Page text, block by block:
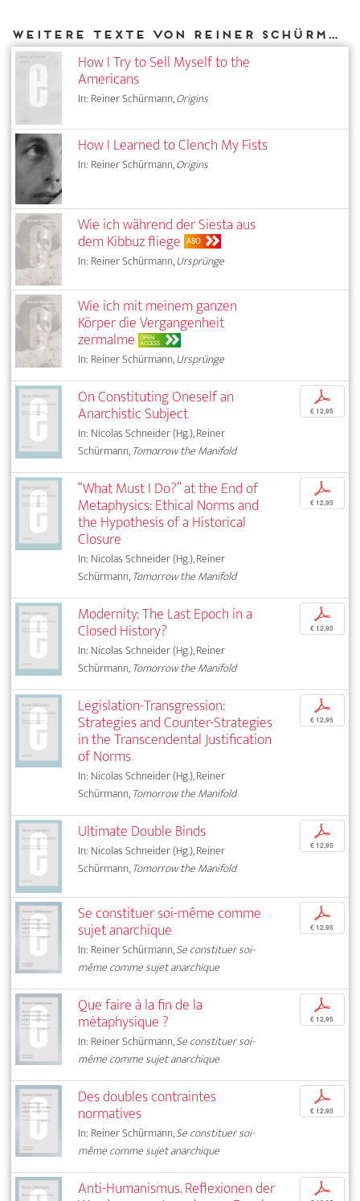
Weitere Texte von Reiner Schürmann bei DIAPHANES
How I Try to Sell Myself to the
Americans
In: Reiner Schürmann,Origins
How I Learned to Clench My Fists
In: Reiner Schürmann,Origins
Wie ich während der Siesta aus
dem Kibbuz fliege ABO
In: Reiner Schürmann,Ursprünge
Wie ich mit meinem ganzen
Körper die Vergangenheit
zermalme OPEN
ACCESS
In: Reiner Schürmann,Ursprünge
On Constituting Oneself an
Anarchistic Subject
In: Nicolas Schneider (Hg.), Reiner
Schürmann,Tomorrow the Manifold
p
€ 12,95
“What Must I Do?” at the End of
Metaphysics: Ethical Norms and
the Hypothesis of a Historical
Closure
In: Nicolas Schneider (Hg.), Reiner
Schürmann,Tomorrow the Manifold
p
€ 12,95
Modernity: The Last Epoch in a
Closed History?
In: Nicolas Schneider (Hg.), Reiner
Schürmann,Tomorrow the Manifold
p
€ 12,95
Legislation-Transgression:
Strategies and Counter-Strategies
in the Transcendental Justification
of Norms
In: Nicolas Schneider (Hg.), Reiner
Schürmann,Tomorrow the Manifold
p
€ 12,95
Ultimate Double Binds
In: Nicolas Schneider (Hg.), Reiner
Schürmann,Tomorrow the Manifold
p
€ 12,95
Se constituer soi-même comme
sujet anarchique
In: Reiner Schürmann,Se constituer soi-
même comme sujet anarchique
p
€ 12,95
Que faire à la fin de la
métaphysique ?
In: Reiner Schürmann,Se constituer soi-
même comme sujet anarchique
p
€ 12,95
Des doubles contraintes
normatives
In: Reiner Schürmann,Se constituer soi-
même comme sujet anarchique
p
€ 12,95
Anti-Humanismus. Reflexionen der p